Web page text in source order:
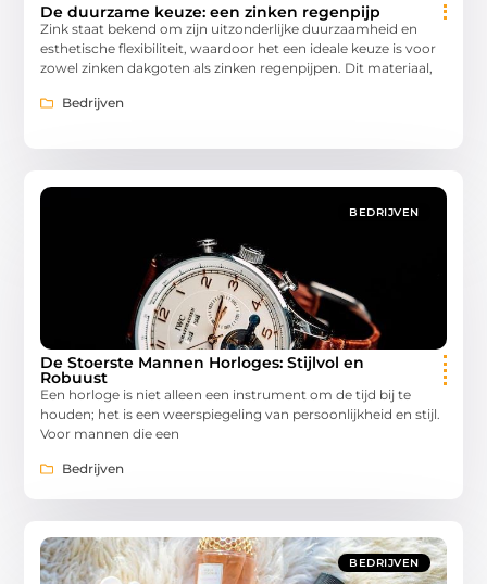
De duurzame keuze: een zinken regenpijp
Zink staat bekend om zijn uitzonderlijke duurzaamheid en
esthetische flexibiliteit, waardoor het een ideale keuze is voor
zowel zinken dakgoten als zinken regenpijpen. Dit materiaal,
Bedrijven
BEDRIJVEN
De Stoerste Mannen Horloges: Stijlvol en
Robuust
Een horloge is niet alleen een instrument om de tijd bij te
houden; het is een weerspiegeling van persoonlijkheid en stijl.
Voor mannen die een
Bedrijven
BEDRIJVEN